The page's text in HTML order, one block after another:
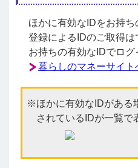
ほかに有効なIDをお持
登録によるIDのご取得は
お持ちの有効なIDでログ
暮らしのマネーサイ
ほかに有効なIDがある
されているIDが一覧で